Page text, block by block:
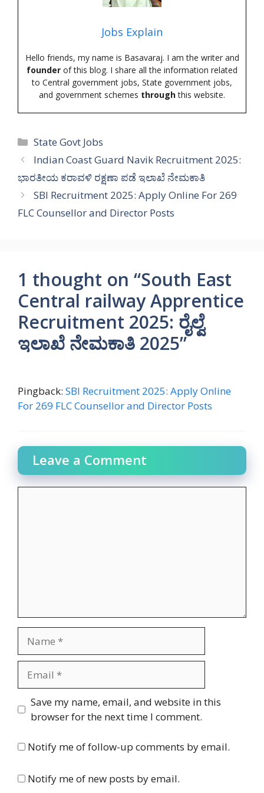
Jobs Explain
Hello friends, my name is Basavaraj. I am the writer and
founder of this blog. I share all the information related
to Central government jobs, State government jobs,
and government schemes throughthis website.
Categories
State Govt Jobs
Indian Coast Guard Navik Recruitment 2025:
ಭಾರತೀಯ ಕರಾವಳಿ ರಕ್ಷಣಾ ಪಡೆ ಇಲಾಖೆ ನೇಮಕಾತಿ
SBI Recruitment 2025: Apply Online For 269
FLC Counsellor and Director Posts
1 thought on “South East
Central railway Apprentice
Recruitment 2025: ರೈಲ್ವೆ
ಇಲಾಖೆ ನೇಮಕಾತಿ 2025”
Pingback: SBI Recruitment 2025: Apply Online
For 269 FLC Counsellor and Director Posts
Leave a Comment
Website
Save my name, email, and website in this
browser for the next time I comment.
Notify me of follow-up comments by email.
Notify me of new posts by email.